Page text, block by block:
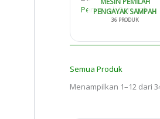
PENGAYAK SAMPAH
36 PRODUK
Semua Produk
Menampilkan 1–12 dari